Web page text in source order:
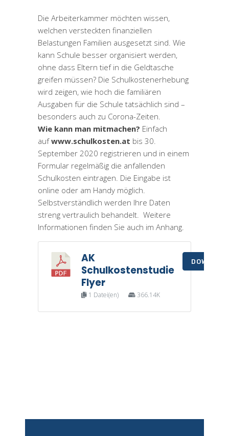
Die Arbeiterkammer möchten wissen,
welchen versteckten finanziellen
Belastungen Familien ausgesetzt sind. Wie
kann Schule besser organisiert werden,
ohne dass Eltern tief in die Geldtasche
greifen müssen? Die Schulkostenerhebung
wird zeigen, wie hoch die familiären
Ausgaben für die Schule tatsächlich sind –
besonders auch zu Corona-Zeiten.
Wie kann man mitmachen? Einfach
aufwww.schulkosten.at bis 30.
September 2020 registrieren und in einem
Formular regelmäßig die anfallenden
Schulkosten eintragen. Die Eingabe ist
online oder am Handy möglich.
Selbstverständlich werden Ihre Daten
streng vertraulich behandelt. Weitere
Informationen finden Sie auch im Anhang.
AK
Schulkostenstudie
Flyer
1 Datei(en) 366.14K